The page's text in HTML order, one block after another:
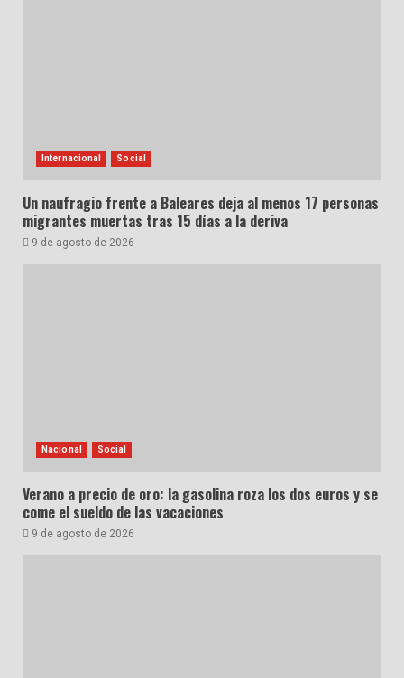
Internacional Social
Un naufragio frente a Baleares deja al menos 17 personas
migrantes muertas tras 15 días a la deriva
9 de agosto de 2026
Nacional Social
Verano a precio de oro: la gasolina roza los dos euros y se
come el sueldo de las vacaciones
9 de agosto de 2026